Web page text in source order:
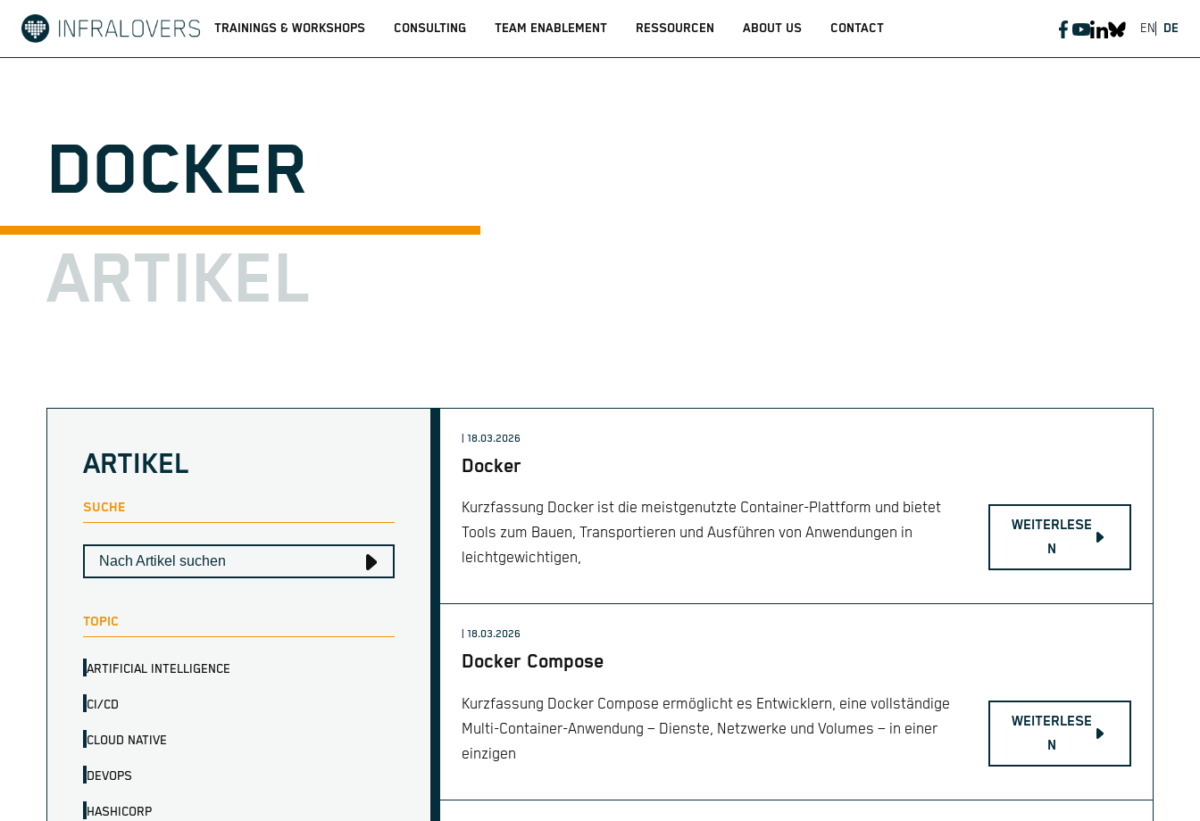
TRAININGS & WORKSHOPS CONSULTING TEAM ENABLEMENT RESSOURCEN ABOUT US CONTACT DE
EN
DOCKER
ARTIKEL
ARTIKEL
SUCHE
TOPIC
ARTIFICIAL INTELLIGENCE
CI/CD
CLOUD NATIVE
DEVOPS
HASHICORP
| 18.03.2026
Docker
Kurzfassung Docker ist die meistgenutzte Container-Plattform und bietet
Tools zum Bauen, Transportieren und Ausführen von Anwendungen in
leichtgewichtigen,
WEITERLESE
N
| 18.03.2026
Docker Compose
Kurzfassung Docker Compose ermöglicht es Entwicklern, eine vollständige
Multi-Container-Anwendung – Dienste, Netzwerke und Volumes – in einer
einzigen
WEITERLESE
N